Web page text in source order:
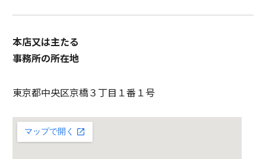
本店又は主たる
事務所の所在地
東京都中央区京橋３丁目１番１号